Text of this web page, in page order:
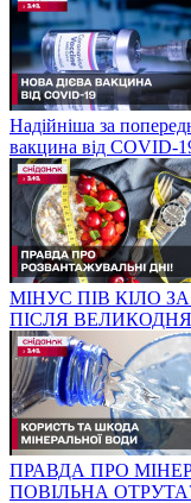
Надійніша за
вакцина від COVID-
МІНУС ПІВ КІЛО
ПІСЛЯ
ПРАВДА ПРО
ПОВІЛЬНА